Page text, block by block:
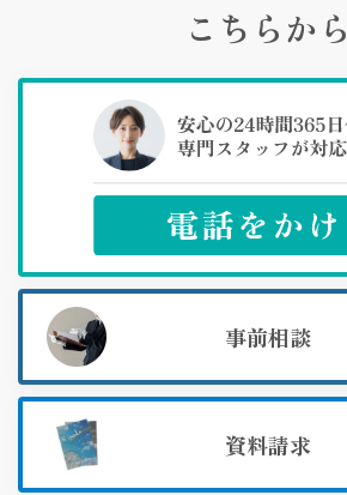
こちらから
事前相談
資料請求